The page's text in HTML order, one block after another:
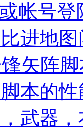
帐号
进地
矢阵
本的
武器